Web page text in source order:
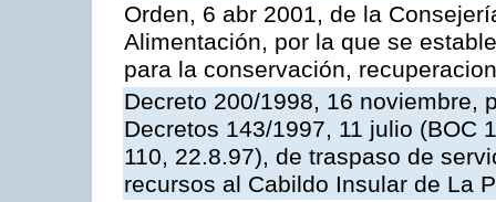
Orden, 6 abr 2001, de la
Alimentación, por la que se
para la conservación,
Decreto 200/1998, 16 noviembre,
Decretos 143/1997, 11 julio (BOC
110, 22.8.97), de traspaso de
recursos al Cabildo Insular de La